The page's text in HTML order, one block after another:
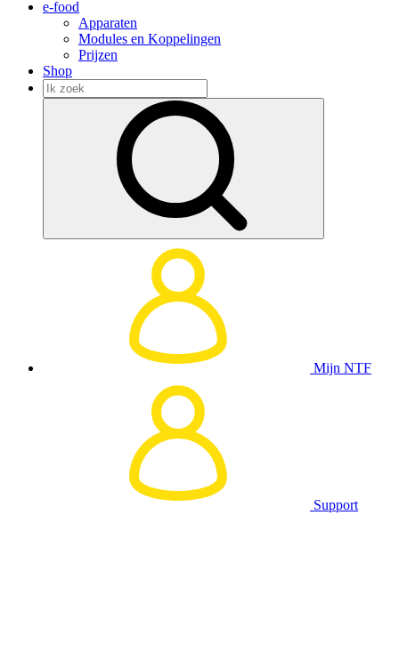
e-food
Apparaten
Modules en Koppelingen
Prijzen
Shop
Mijn NTF
Support